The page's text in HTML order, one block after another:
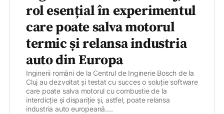
rol esențial în experimentul
care poate salva motorul
termic și relansa industria
auto din Europa
Inginerii români de la Centrul de Inginerie Bosch de la
Cluj au dezvoltat și testat cu succes o soluție software
care poate salva motorul cu combustie de la
interdicție și dispariție și, astfel, poate relansa
industria auto europeană....